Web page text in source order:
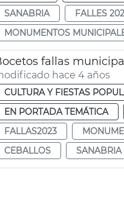
SANABRIA
FALLES
MONUMENTOS
fallas
hace 4 años
CULTURA Y FIESTAS
EN PORTADA TEMÁTICA
FALLAS2023
CEBALLOS
SANABRIA